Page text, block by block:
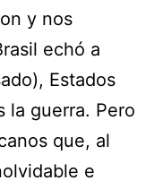
y nos
echó a
Estados
la guerra. Pero
que, al
e